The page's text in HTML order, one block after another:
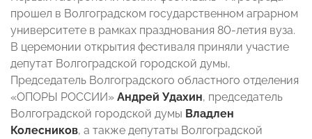
прошел в Волгоградском государственном аграрном
университете в рамках празднования 80-летия вуза.
В церемонии открытия фестиваля приняли участие
депутат Волгоградской городской думы,
Председатель Волгоградского областного отделения
«ОПОРЫ РОССИИ» Андрей Удахин, председатель
Волгоградской городской думы Владлен
Колесников, а также депутаты Волгоградской